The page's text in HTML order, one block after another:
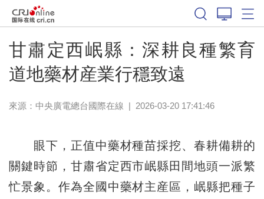
甘肅定西岷縣：深耕良種繁育
道地藥材産業行穩致遠
來源：中央廣電總台國際在線 | 2026-03-20 17:41:46
眼下，正值中藥材種苗採挖、春耕備耕的
關鍵時節，甘肅省定西市岷縣田間地頭一派繁
忙景象。作為全國中藥材主産區，岷縣把種子